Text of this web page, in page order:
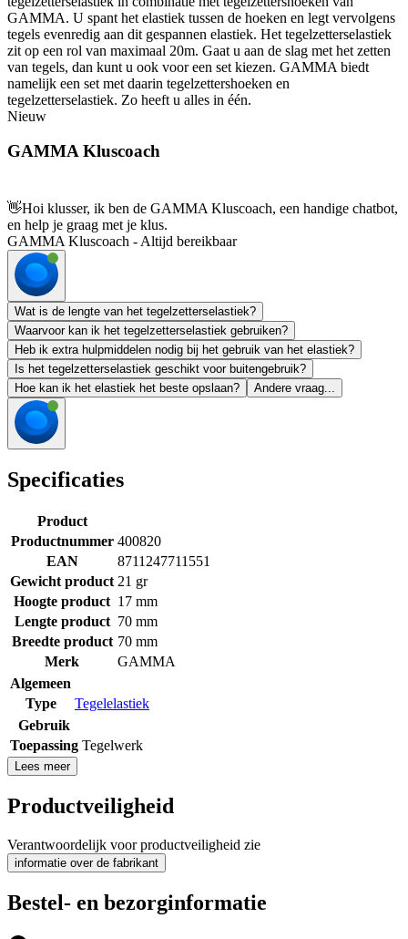
GAMMA. U spant het elastiek tussen de hoeken en legt vervolgens
tegels evenredig aan dit gespannen elastiek. Het tegelzetterselastiek
zit op een rol van maximaal 20m. Gaat u aan de slag met het zetten
van tegels, dan kunt u ook voor een set kiezen. GAMMA biedt
namelijk een set met daarin tegelzettershoeken en
tegelzetterselastiek. Zo heeft u alles in één.
Nieuw
GAMMA Kluscoach
👋Hoi klusser, ik ben de GAMMA Kluscoach, een handige chatbot,
en help je graag met je klus.
GAMMA Kluscoach - Altijd bereikbaar
Wat is de lengte van het tegelzetterselastiek?
Waarvoor kan ik het tegelzetterselastiek gebruiken?
Heb ik extra hulpmiddelen nodig bij het gebruik van het elastiek?
Is het tegelzetterselastiek geschikt voor buitengebruik?
Hoe kan ik het elastiek het beste opslaan?
Andere vraag...
Specificaties
Product
Productnummer 400820
EAN
8711247711551
Gewicht product 21 gr
Hoogte product 17 mm
Lengte product 70 mm
Breedte product 70 mm
Merk
GAMMA
Algemeen
Type
Tegelelastiek
Gebruik
Toepassing Tegelwerk
Lees meer
Productveiligheid
Verantwoordelijk voor productveiligheid zie
informatie over de fabrikant
Bestel- en bezorginformatie